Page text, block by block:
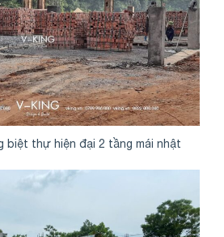
biệt thự hiện đại 2 tầng mái nhật